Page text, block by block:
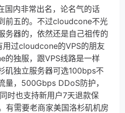
国内非常出名，论名气的话
前五的。不过cloudcone不光
务器的，依然还是自己祖传的
用过cloudcone的VPS的朋友
的独服，跟VPS线路是一样
矶独立服务器可选100bps不
量，500Gbps DDoS防护，
时也支持新用户7天退款保
有需要老商家美国洛杉矶机房